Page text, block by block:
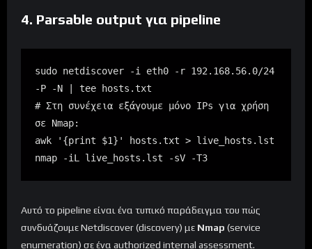
4. Parsable output για pipeline
sudo netdiscover -i eth0 -r 192.168.56.0/24
-P -N | tee hosts.txt
# Στη συνέχεια εξάγουμε μόνο IPs για χρήση
σε Nmap:
awk '{print $1}' hosts.txt > live_hosts.lst
nmap -iL live_hosts.lst -sV -T3
Αυτό το pipeline είναι ένα τυπικό παράδειγμα του πώς
συνδυάζουμε Netdiscover (discovery) με Nmap (service
enumeration) σε ένα authorized internal assessment.